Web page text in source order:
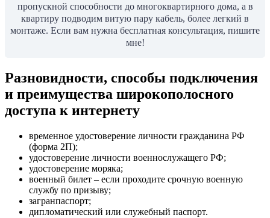
пропускной способности до многоквартирного дома, а в
квартиру подводим витую пару кабель, более легкий в
монтаже. Если вам нужна бесплатная консультация, пишите
мне!
Разновидности, способы подключения
и преимущества широкополосного
доступа к интернету
временное удостоверение личности гражданина РФ
(форма 2П);
удостоверение личности военнослужащего РФ;
удостоверение моряка;
военный билет – если проходите срочную военную
службу по призыву;
загранпаспорт;
дипломатический или служебный паспорт.